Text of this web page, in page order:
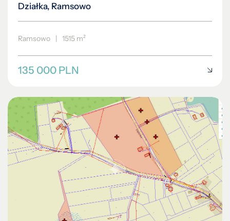
Działka, Ramsowo
Ramsowo | 1515 m²
135 000 PLN